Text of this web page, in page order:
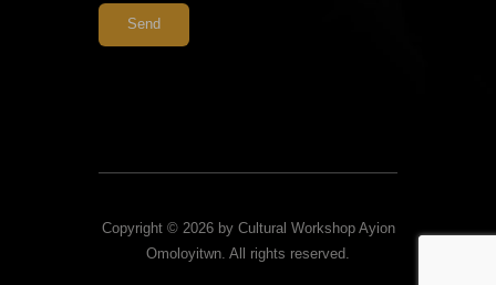
Copyright © 2026 by Cultural Workshop Ayion
Omoloyitwn. All rights reserved.